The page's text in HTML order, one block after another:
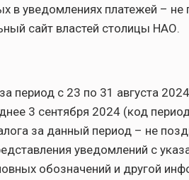
в уведомлениях платежей – не
сайт властей столицы НАО.
период с 23 по 31 августа
3 сентября 2024 (код
за данный период – не
уведомлений с
обозначений и другой